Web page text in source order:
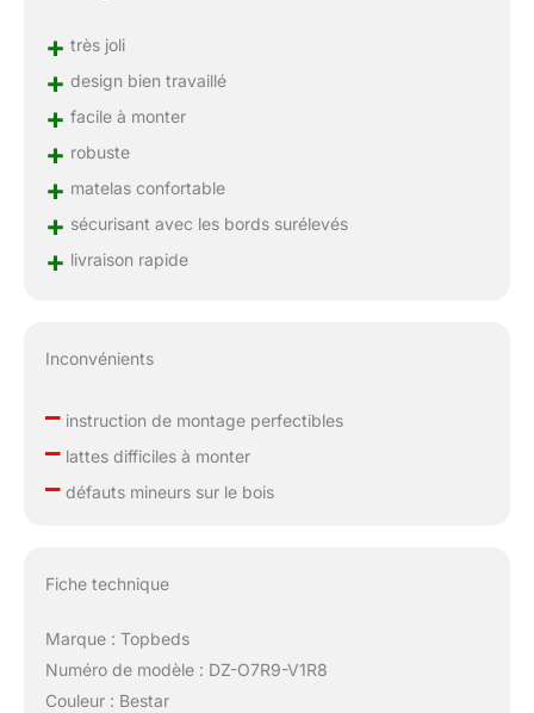
+ très joli
+ design bien travaillé
+ facile à monter
+ robuste
+ matelas confortable
+ sécurisant avec les bords surélevés
+ livraison rapide
Inconvénients
–instruction de montage perfectibles
–lattes difficiles à monter
–défauts mineurs sur le bois
Fiche technique
Marque : Topbeds
Numéro de modèle : DZ-O7R9-V1R8
Couleur : Bestar